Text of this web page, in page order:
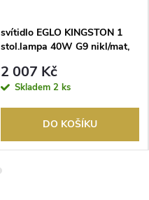
svítidlo EGLO KINGSTON 1
stol.lampa 40W G9 nikl/mat,
2 007 Kč
Skladem 2 ks
DO KOŠÍKU